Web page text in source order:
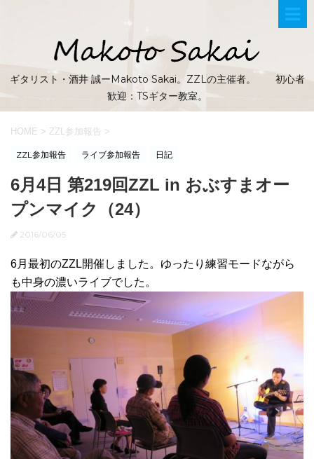
ギタリスト・酒井 誠ーMakoto Sakai。ZZLの主催者。 初心者
歓迎：TSギター教室。
HOME > ZZL参加報告 >
ZZL参加報告 ライブ参加報告 日記
6月4日 第219回ZZL in おぶすまオー
プンマイク（24）
2016/06/05
6月最初のZZL開催しました。ゆったり練習モードながら
も中身の濃いライブでした。